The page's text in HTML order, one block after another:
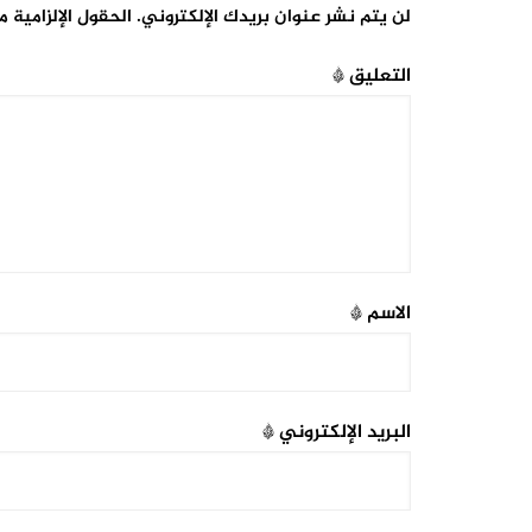
لن يتم نشر عنوان بريدك الإلكتروني. الحقول الإلزامية
التعليق*
الاسم*
البريد الإلكتروني*